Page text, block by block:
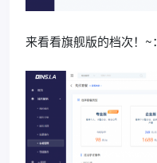
来看看旗舰版的档次！~：